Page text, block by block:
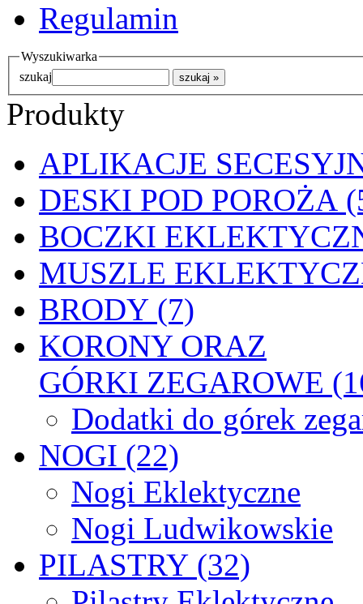
Regulamin
Wyszukiwarka
szukaj
Produkty
APLIKACJE
DESKI POD POROŻA
BOCZKI
MUSZLE
BRODY (7)
KORONY ORAZ
GÓRKI ZEGAROWE
Dodatki do górek
NOGI (22)
Nogi Eklektyczne
Nogi Ludwikowskie
PILASTRY (32)